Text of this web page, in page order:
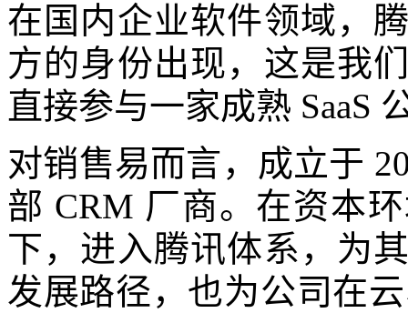
在国内企业软件领域，
方的身份出现，这是我
直接参与一家成熟 SaaS
对销售易而言，成立于
部 CRM 厂商。在资本
下，进入腾讯体系，为
发展路径，也为公司在